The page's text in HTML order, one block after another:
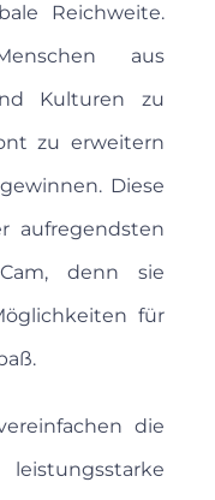
Reichweite.
aus
Kulturen zu
zu erweitern
Diese
aufregendsten
denn sie
für
die